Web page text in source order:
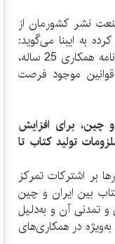
نشر کشورمان از
آتی فراهم کرده به ایبنا می‌گوید:
«برای رسیدن به مطلوب و تحقق قابل قبول اهداف در قالب تفاهم‌نامه همکاری 25 ساله،
قوانین موجود فرصت
همکاری 25 ساله ایران و چین، برای افزایش
تولید کتاب تا
بر اشترکات تمرکز
بین ایران و چین
و تمدنی آن و به‌دلیل
در همکاری‌های